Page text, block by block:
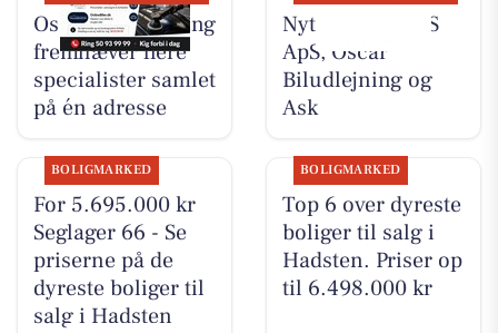
Oscar Biludlejning
fremhæver flere
specialister samlet
på én adresse
Nyt fra TT CARS
ApS, Oscar
Biludlejning og
Ask
BOLIGMARKED
For 5.695.000 kr
Seglager 66 - Se
priserne på de
dyreste boliger til
salg i Hadsten
BOLIGMARKED
Top 6 over dyreste
boliger til salg i
Hadsten. Priser op
til 6.498.000 kr